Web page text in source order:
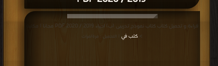
قراءة و تحميل كتاب كتاب نموذج تدريبى (ب) احياء 2019 / 2020 PDF مجانا | مكتبة
> كتب في | التحميل : مرة/مرات